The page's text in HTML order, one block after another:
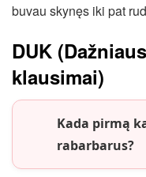
buvau skynęs iki pat
DUK
klausimai)
Kada pirmą
rabarbarus?